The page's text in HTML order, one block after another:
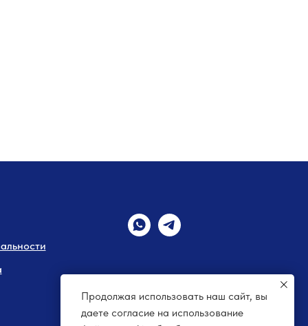
Продолжая использовать наш сайт, вы
даете согласие на использование